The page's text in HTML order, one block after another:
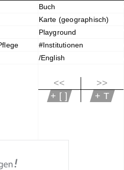
Buch
Karte (geographisch)
Playground
#Institutionen
/English
<<
>>
+ [ ]
+ T